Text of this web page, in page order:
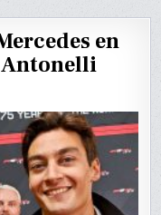
en
Antonelli